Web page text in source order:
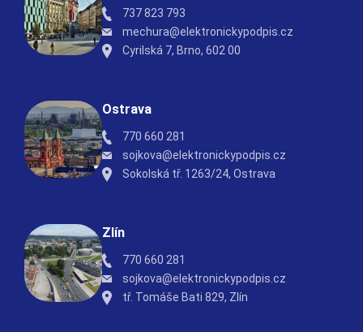
737 823 793
mechura@elektronickypodpis.cz
Cyrilská 7, Brno, 602 00
Ostrava
770 660 281
sojkova@elektronickypodpis.cz
Sokolská tř. 1263/24, Ostrava
Zlín
770 660 281
sojkova@elektronickypodpis.cz
tř. Tomáše Bati 829, Zlín